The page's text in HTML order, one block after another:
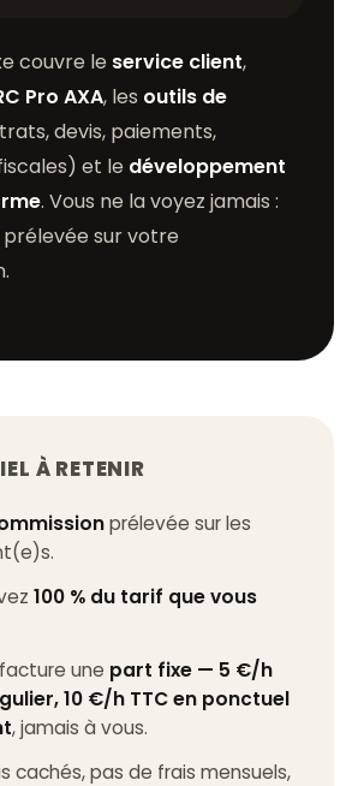
couvre le service client,
Pro AXA, les outils de
devis, paiements,
et le développement
. Vous ne la voyez jamais :
sur votre
À RETENIR
prélevée sur les
100 % du tarif que vous
facture une part fixe — 5 €/h
10 €/h TTC en ponctuel
, jamais à vous.
cachés, pas de frais mensuels,